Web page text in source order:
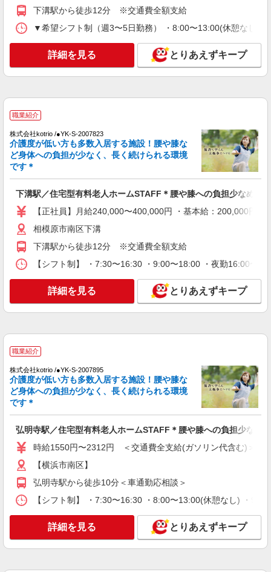
株式会社kotrio /●YK-H-1528607
≪弘明寺駅≫綺麗な高齢者マンションの見守り
STAFF＊
横浜市南区
正社員
居宅介護支援事業所 ソラスト横浜/1480000019-009
介護管理職（施設長・所長）
月給310,700円 ＜給与補足＞月額254,200円＋
定額時間外手当56,500円（30時間/超過分は別途支
給） ★給与、年収については希望を考慮・相談可
◎
キープ 詳細を見る
株式会社kotrio /●YK-H-2067691
向かう先は笑顔の待つ場所！デイサービスのサ
ポート＆送迎STAFF
キープ 詳細を見る
アルバイト
ス
介護スタッフ／資格あり or 経験者
給1,550円〜 ◆初任者研修・未経験：時給1,550
円〜 ◆初任者研修・経験者：時給1,650円〜 ◆介
給与幅は経験・能力による ★週払いOK（規定あ
り）
神奈川県横浜市南区 【最寄駅】弘明寺駅 ★勤
務地は3000ヶ所以上★ 自宅から通いやすいエリア
キープ 詳細を見る
派遣社員
下溝駅から徒歩12分 ※交通費全額支給
▼希望シフト制（週3〜5日勤務） ・8:00〜13:00(休憩なし)
詳細を見る とりあえずキープ
職業紹介
株式会社kotrio /●YK-S-2007823
介護度が低い方も多数入居する施設！腰や膝な
ど身体への負担が少なく、長く続けられる環境
です＊
下溝駅／住宅型有料老人ホームSTAFF＊腰や膝への負担少なめ◎
【正社員】月給240,000〜400,000円 ・基本給：200,000円
相模原市南区下溝
下溝駅から徒歩12分 ※交通費全額支給
【シフト制】 ・7:30〜16:30 ・9:00〜18:00 ・夜勤16:00
詳細を見る とりあえずキープ
職業紹介
株式会社kotrio /●YK-S-2007895
介護度が低い方も多数入居する施設！腰や膝な
ど身体への負担が少なく、長く続けられる環境
です＊
弘明寺駅／住宅型有料老人ホームSTAFF＊腰や膝への負担少なめ◎
時給1550円〜2312円 ＜交通費全支給(ガソリン代含む)＞
【横浜市南区】
弘明寺駅から徒歩10分＜車通勤応相談＞
【シフト制】 ・7:30〜16:30 ・8:00〜13:00(休憩なし) ・
詳細を見る とりあえずキープ